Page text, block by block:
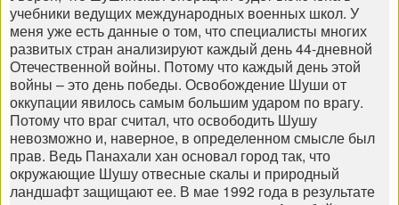
учебники ведущих международных военных школ. У
меня уже есть данные о том, что специалисты многих
развитых стран анализируют каждый день 44-дневной
Отечественной войны. Потому что каждый день этой
войны – это день победы. Освобождение Шуши от
оккупации явилось самым большим ударом по врагу.
Потому что враг считал, что освободить Шушу
невозможно и, наверное, в определенном смысле был
прав. Ведь Панахали хан основал город так, что
окружающие Шушу отвесные скалы и природный
ландшафт защищают ее. В мае 1992 года в результате